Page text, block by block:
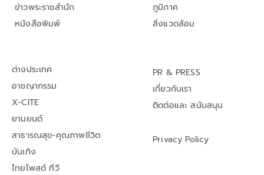
ข่าวพระราชสำนัก
หนังสือพิมพ์
ภูมิภาค
สิ่งแวดล้อม
ต่างประเทศ
อาชญากรรม
X-CITE
ยานยนต์
สาธารณสุข-คุณภาพชีวิต
บันเทิง
ไทยโพสต์ ทีวี
PR & PRESS
เกี่ยวกับเรา
ติดต่อและ สนับสนุน
Privacy Policy